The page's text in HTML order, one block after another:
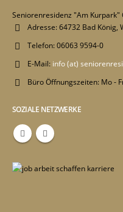
Seniorenresidenz "Am Kurpark"
Adresse:64732 Bad König,
Telefon:06063 9594-0
E-Mail: info (at)
Büro Öffnungszeiten: Mo -
SOZIALE NETZWERKE